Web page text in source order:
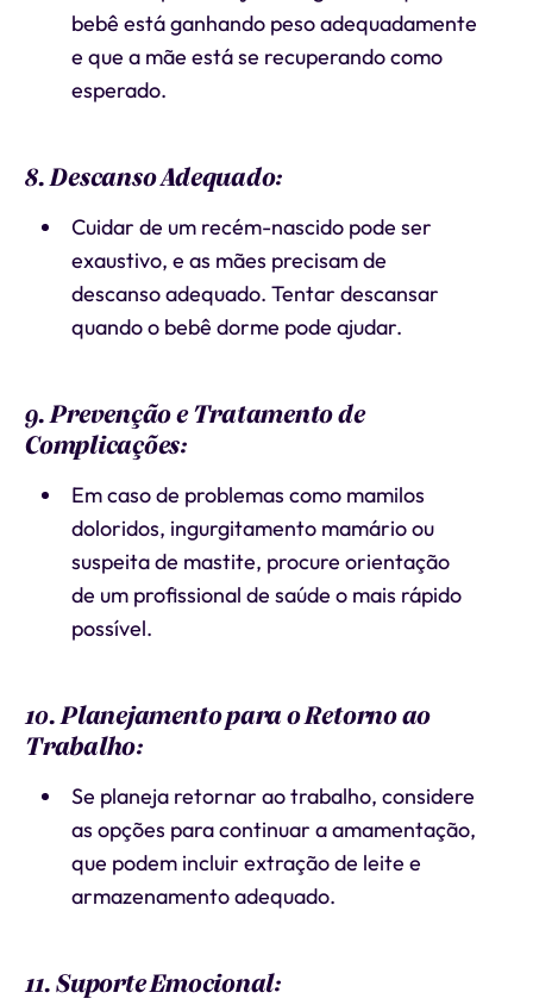
bebê está ganhando peso adequadamente
e que a mãe está se recuperando como
esperado.
8. Descanso Adequado:
Cuidar de um recém-nascido pode ser
exaustivo, e as mães precisam de
descanso adequado. Tentar descansar
quando o bebê dorme pode ajudar.
9. Prevenção e Tratamento de
Complicações:
Em caso de problemas como mamilos
doloridos, ingurgitamento mamário ou
suspeita de mastite, procure orientação
de um profissional de saúde o mais rápido
possível.
10. Planejamento para o Retorno ao
Trabalho:
Se planeja retornar ao trabalho, considere
as opções para continuar a amamentação,
que podem incluir extração de leite e
armazenamento adequado.
11. Suporte Emocional: